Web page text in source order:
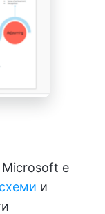
Microsoft е
и